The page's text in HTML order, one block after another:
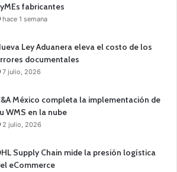
fabricantes
hace 1 semana
Ley Aduanera eleva el costo de los
documentales
7 julio, 2026
México completa la implementación de
WMS en la nube
2 julio, 2026
Supply Chain mide la presión logística
eCommerce